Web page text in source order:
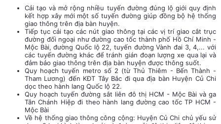
Cải tạo và mở rộng nhiều tuyến đường đúng lộ giới quy định
kết hợp xây mới một số tuyến đường giúp đồng bộ hệ thống
giao thông trên địa bàn huyện.
Tiếp tục cải tạo các nút giao thông tại các vị trí giao cắt trục
đường đối ngoại như đường cao tốc thành phố Hồ Chí Minh -
Mộc Bài, đường Quốc lộ 22, tuyến đường Vành đai 3, 4,... với
các tuyến đường khác để tránh gián đoạn lượng xe qua lại và
đảm bảo giao thông trên địa bàn huyện được thông suốt.
Quy hoạch tuyến metro số 2 (từ Thủ Thiêm - Bến Thành -
Tham Lương) đến KĐT Tây Bắc đi qua địa bàn Huyện Củ Chi
dọc theo hành lang Quốc lộ 22.
Quy hoạch tuyến đường sắt liên đô thị HCM - Mộc Bài và ga
Tân Chánh Hiệp đi theo hành lang đường cao tốc TP HCM -
Mộc Bài
Về hệ thống giao thông công cộng: Huyện Củ Chi chủ yếu sử